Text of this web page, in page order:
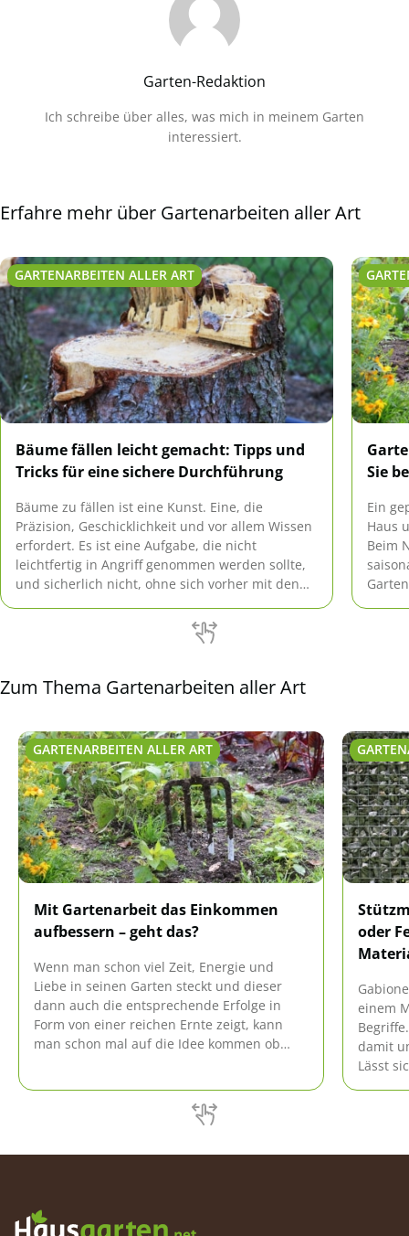
Garten-Redaktion
Ich schreibe über alles, was mich in meinem Garten
interessiert.
Erfahre mehr über Gartenarbeiten aller Art
GARTENARBEITEN ALLER ART
Bäume fällen leicht gemacht: Tipps und
Tricks für eine sichere Durchführung
Bäume zu fällen ist eine Kunst. Eine, die
Präzision, Geschicklichkeit und vor allem Wissen
erfordert. Es ist eine Aufgabe, die nicht
leichtfertig in Angriff genommen werden sollte,
und sicherlich nicht, ohne sich vorher mit den
umfangreiche Leitfaden wird Ihnen dabei helfen,
die wesentlichen Aspekte des Baumfällens zu
Sie
Ein
Haus
Beim
Zum Thema Gartenarbeiten aller Art
GARTENARBEITEN ALLER ART
Mit Gartenarbeit das Einkommen
aufbessern – geht das?
Wenn man schon viel Zeit, Energie und
Liebe in seinen Garten steckt und dieser
dann auch die entsprechende Erfolge in
Form von einer reichen Ernte zeigt, kann
man schon mal auf die Idee kommen ob
was man dabei alles beachten sollte, welche
Tücken es gibt und Möglichkeiten sich Ihnen
oder
einem
damit
Lässt